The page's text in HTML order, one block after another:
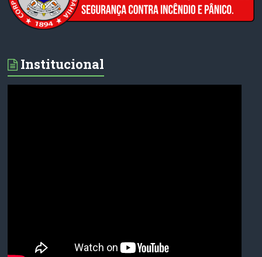
Institucional